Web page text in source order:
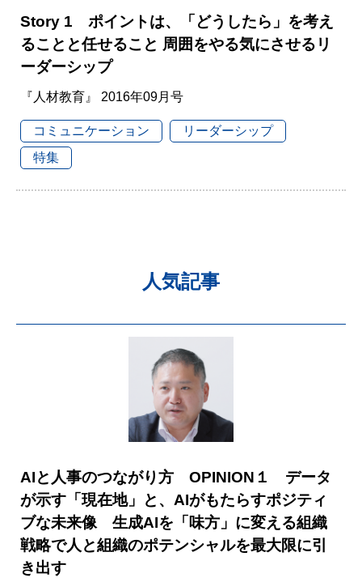
Story 1 ポイントは、「どうしたら」を考え
ることと任せること 周囲をやる気にさせるリ
ーダーシップ
『人材教育』 2016年09月号
コミュニケーション
リーダーシップ
特集
人気記事
AIと人事のつながり方 OPINION１ データ
が示す「現在地」と、AIがもたらすポジティ
ブな未来像 生成AIを「味方」に変える組織
戦略で人と組織のポテンシャルを最大限に引
き出す